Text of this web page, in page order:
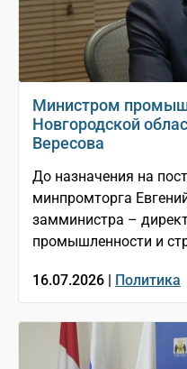
Министром
Новгородской
Вересова
До назначения на
минпромторга
замминистра –
промышленности и
16.07.2026 | Политика